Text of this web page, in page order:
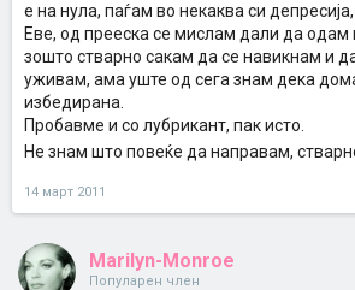
е на нула, паѓам во некаква си
Еве, од прееска се мислам дали да одам
зошто стварно сакам да се навикнам и
уживам, ама уште од сега знам дека
избедирана.
Пробавме и со лубрикант, пак исто.
Не знам што повеќе да направам,
14 март 2011
Marilyn-Monroe
Популарен член